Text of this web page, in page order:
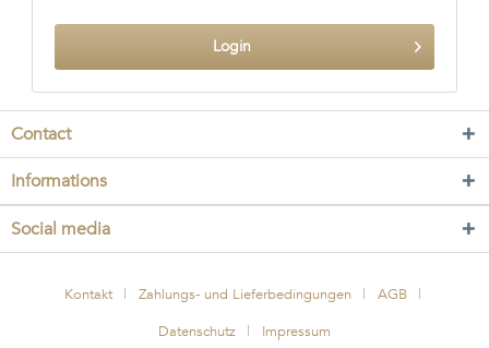
Login
Contact
Informations
Social media
Kontakt Zahlungs- und Lieferbedingungen
AGB
Datenschutz
Impressum